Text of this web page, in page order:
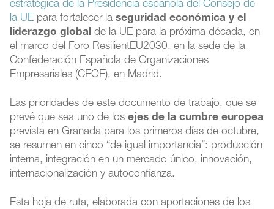
estratégica de la Presidencia española del Consejo de
la UE para fortalecer laseguridad económica y el
liderazgo global de la UE para la próxima década, en
el marco del Foro ResilientEU2030, en la sede de la
Confederación Española de Organizaciones
Empresariales (CEOE), en Madrid.
Las prioridades de este documento de trabajo, que se
prevé que sea uno de losejes de la cumbre europea
prevista en Granada para los primeros días de octubre,
se resumen en cinco “de igual importancia”: producción
interna, integración en un mercado único, innovación,
internacionalización y autoconfianza.
Esta hoja de ruta, elaborada con aportaciones de los